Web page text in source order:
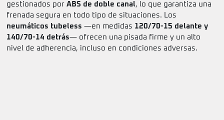
gestionados por ABS de doble canal, lo que garantiza una
frenada segura en todo tipo de situaciones. Los
neumáticos tubeless —en medidas 120/70-15 delante y
140/70-14 detrás— ofrecen una pisada firme y un alto
nivel de adherencia, incluso en condiciones adversas.